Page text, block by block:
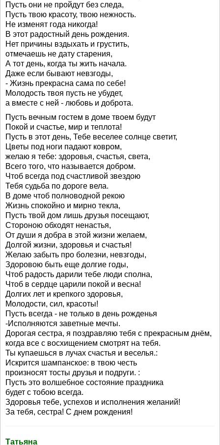
Пусть они не пройдут без следа,
Пусть твою красоту, твою нежность.
Не изменят года никогда!
В этот радостный день рождения.
Нет причины вздыхать и грустить,
отмечаешь не дату старения,
А тот день, когда ты жить начала.
Даже если бывают невзгоды,
- Жизнь прекрасна сама по себе!
Молодость твоя пусть не убудет,
а вместе с ней - любовь и доброта.
Пусть вечным гостем в доме твоем будут
Покой и счастье, мир и теплота!
Пусть в этот день, Тебе веселее солнце светит,
Цветы под ноги падают ковром,
желаю я тебе: здоровья, счастья, света,
Всего того, что называется добром.
Чтоб всегда под счастливой звездою
Тебя судьба по дороге вела.
В доме чтоб полноводной рекою
Жизнь спокойно и мирно текла,
Пусть твой дом лишь друзья посещают,
Стороною обходят ненастья,
От души я добра в этой жизни желаем,
Долгой жизни, здоровья и счастья!
Желаю забыть про болезни, невзгоды,
Здоровою быть еще долгие годы,
Чтоб радость дарили тебе люди сполна,
Чтоб в сердце царили покой и весна!
Долгих лет и крепкого здоровья,
Молодости, сил, красоты!
Пусть всегда - не только в день рожденья
-Исполняются заветные мечты.
Дорогая сестра, я поздравляю тебя с прекрасным днём,
когда все с восхищением смотрят на тебя.
Ты купаешься в лучах счастья и веселья.:
Искрится шампанское: в твою честь
произносят тосты друзья и подруги. :
Пусть это волшебное состояние праздника
будет с тобою всегда.
Здоровья тебе, успехов и исполнения желаний!
За тебя, сестра! С днем рождения!
Татьяна